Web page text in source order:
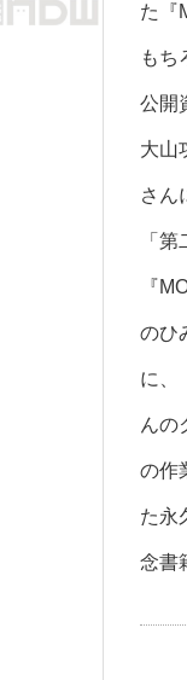
た『
もち
公開
大山
さん
「
『
のひ
に、
んの
の作
た永
念書